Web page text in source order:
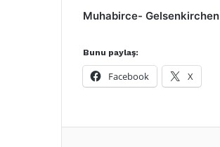
Muhabirce- Gelsenkirchen
Bunu paylaş:
Facebook X